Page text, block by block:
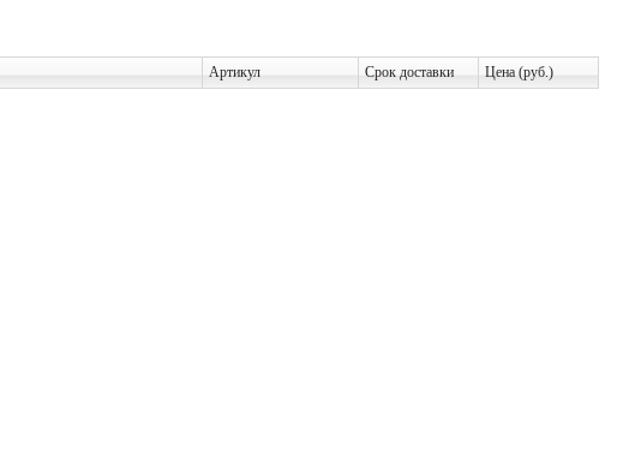
Артикул Срок доставки Цена (руб.)